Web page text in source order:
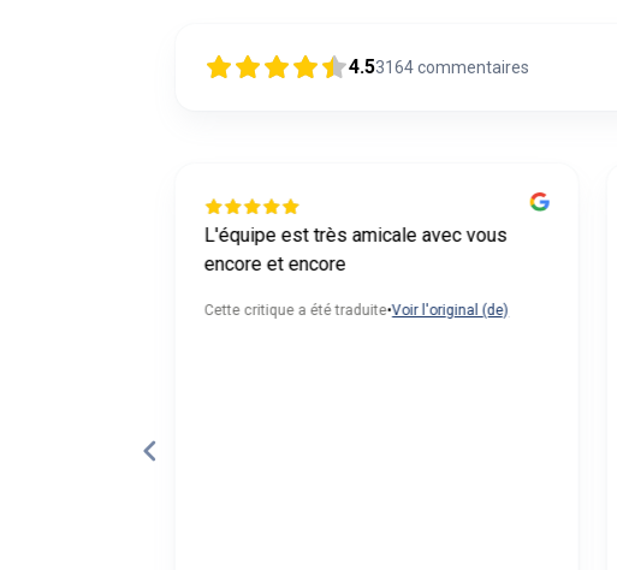
4.53164commentaires
L'équipe est très amicale avec vous
encore et encore
Cette critique a été traduite•Voir l'original (de)